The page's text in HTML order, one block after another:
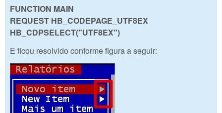
FUNCTION MAIN
REQUEST HB_CODEPAGE_UTF8EX
HB_CDPSELECT("UTF8EX")
E ficou resolvido conforme figura a seguir: